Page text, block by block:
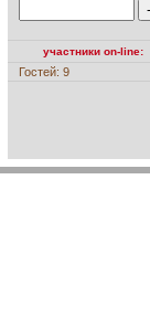
участники on-line:
Гостей: 9